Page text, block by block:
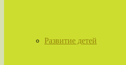
Развитие детей